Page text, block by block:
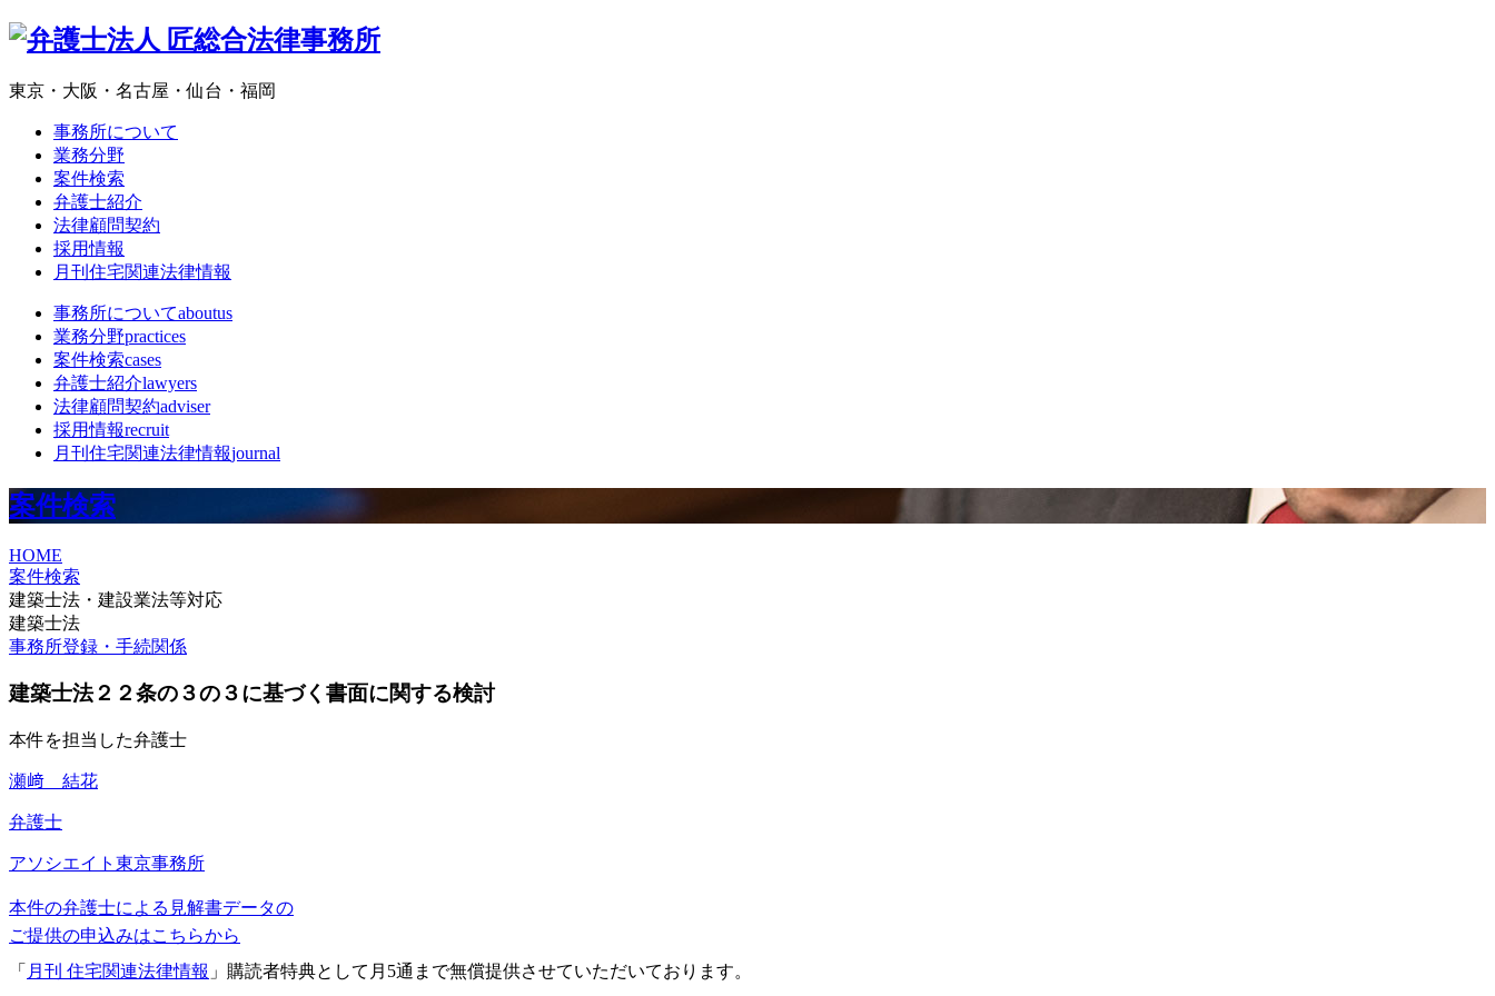
東京・大阪・名古屋・仙台・福岡
事務所について
業務分野
案件検索
弁護士紹介
法律顧問契約
採用情報
月刊住宅関連法律情報
事務所についてaboutus
業務分野practices
案件検索cases
弁護士紹介lawyers
法律顧問契約adviser
採用情報recruit
月刊住宅関連法律情報journal
案件検索
HOME
案件検索
建築士法・建設業法等対応
建築士法
事務所登録・手続関係
建築士法２２条の３の３に基づく書面に関する検討
本件を担当した弁護士
瀬﨑 結花
弁護士
アソシエイト 東京事務所
本件の弁護士による見解書データの
ご提供の申込みはこちらから
「 月刊 住宅関連法律情報 」購読者特典として月5通まで無償提供させていただいております。